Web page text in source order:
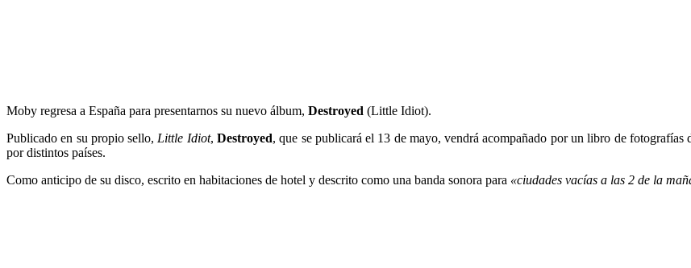
Moby regresa a España para presentarnos su nuevo álbum, Destroyed (Little Idiot).
Publicado en su propio sello, Little Idiot, Destroyed, que se publicará el 13 de mayo, vendrá acompañado por un libro de
por distintos países.
Como anticipo de su disco, escrito en habitaciones de hotel y descrito como una banda sonora para «ciudades vacías a las 2 de la